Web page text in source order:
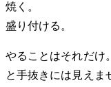
焼く。
盛り付ける。
やることはそれだけ
と手抜きには見えま